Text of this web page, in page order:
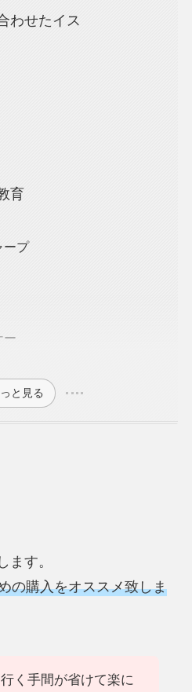
わせたイス
育
ープ
ー
と見る
ます。
の購入をオススメ致しま
く手間が省けて楽に